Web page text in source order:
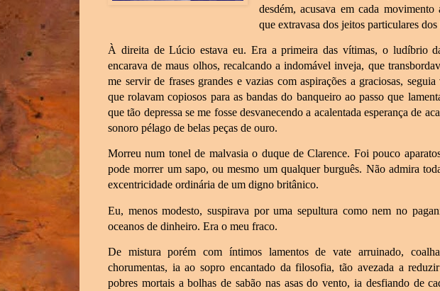
desdém, acusava em cada movimento
que extravasa dos jeitos particulares dos
À direita de Lúcio estava eu. Era a primeira das vítimas, o ludíbrio
encarava de maus olhos, recalcando a indomável inveja, que
me servir de frases grandes e vazias com aspirações a graciosas,
que rolavam copiosos para as bandas do banqueiro ao passo que
que tão depressa se me fosse desvanecendo a acalentada esperança de
sonoro pélago de belas peças de ouro.
Morreu num tonel de malvasia o duque de Clarence. Foi pouco
pode morrer um sapo, ou mesmo um qualquer burguês. Não admira
excentricidade ordinária de um digno britânico.
Eu, menos modesto, suspirava por uma sepultura como nem no
oceanos de dinheiro. Era o meu fraco.
De mistura porém com íntimos lamentos de vate arruinado,
chorumentas, ia ao sopro encantado da filosofia, tão avezada a
pobres mortais a bolhas de sabão nas asas do vento, ia desfiando de